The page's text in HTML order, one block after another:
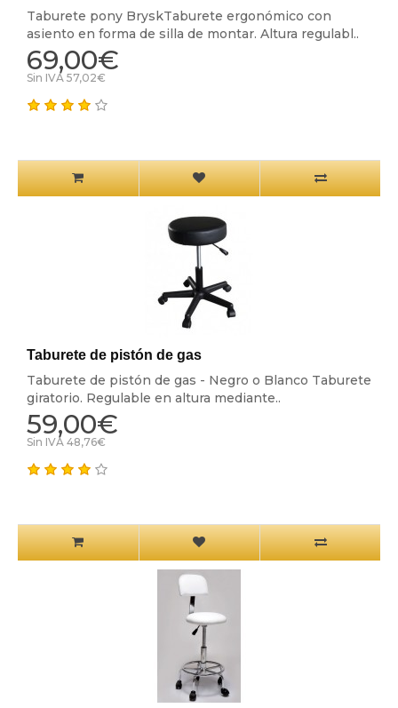
Taburete pony BryskTaburete ergonómico con
asiento en forma de silla de montar. Altura regulabl..
69,00€
Sin IVA 57,02€
Taburete de pistón de gas
Taburete de pistón de gas - Negro o Blanco Taburete
giratorio. Regulable en altura mediante..
59,00€
Sin IVA 48,76€